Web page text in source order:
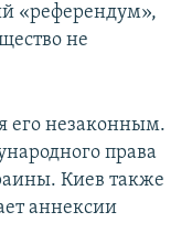
«референдум»,
не
его незаконным.
права
Киев также
аннексии